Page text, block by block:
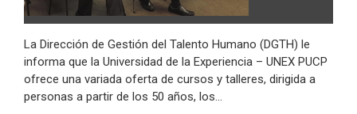
La Dirección de Gestión del Talento Humano (DGTH) le
informa que la Universidad de la Experiencia – UNEX PUCP
ofrece una variada oferta de cursos y talleres, dirigida a
personas a partir de los 50 años, los…